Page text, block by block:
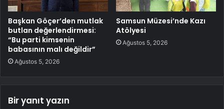
Başkan Göçer’den mutlak
butlan değerlendirmesi:
“Bu parti kimsenin
babasının malı değildir”
Ağustos 5, 2026
Samsun Müzesi’nde Kazı
Atölyesi
Ağustos 5, 2026
Bir yanıt yazın